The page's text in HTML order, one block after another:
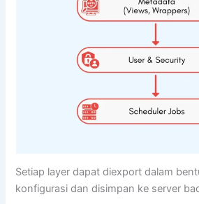
Setiap layer dapat diexport dalam
konfigurasi dan disimpan ke server